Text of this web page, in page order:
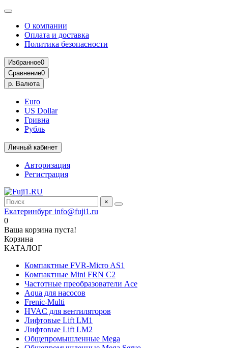
О компании
Оплата и доставка
Политика безопасности
Избранное0
Сравнение0
р. Валюта
Euro
US Dollar
Гривна
Рубль
Личный кабинет
Авторизация
Регистрация
×
Екатеринбург info@fuji1.ru
0
Ваша корзина пуста!
Корзина
КАТАЛОГ
Компактные FVR-Micro AS1
Компактные Mini FRN C2
Частотные преобразователи Ace
Aqua для насосов
Frenic-Multi
HVAC для вентиляторов
Лифтовые Lift LM1
Лифтовые Lift LM2
Общепромышленные Mega